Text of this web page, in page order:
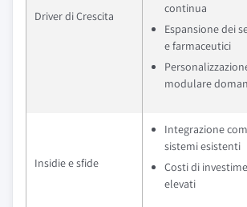
Driver di Crescita
continua
Espansione dei
e farmaceutici
modulare
Insidie e sfide
Integrazione
sistemi esistenti
Costi di
elevati